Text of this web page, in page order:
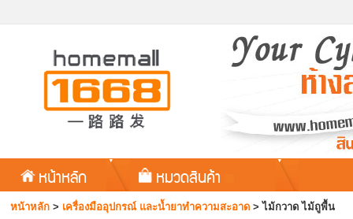
หน้าหลัก หมวดสินค้า
หน้าหลัก > เครื่องมืออุปกรณ์ และน้ำยาทำความสะอาด >ไม้กวาด ไม้ถูพื้น